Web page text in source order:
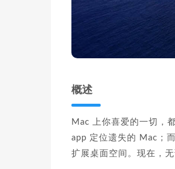
概述
Mac 上你喜爱的一切，
app 定位遗失的 Mac；
扩展桌面空间。现在，